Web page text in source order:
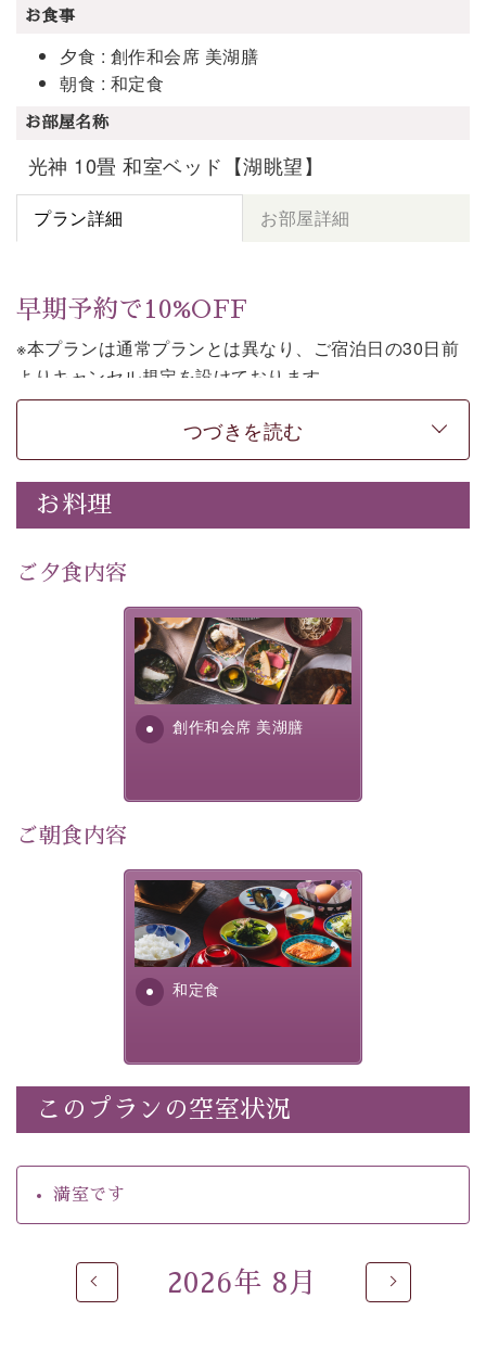
お食事
夕食 : 創作和会席 美湖膳
朝食 : 和定食
お部屋名称
光神 10畳 和室ベッド【湖眺望】
プラン詳細 お部屋詳細
早期予約で10%OFF
※本プランは通常プランとは異なり、ご宿泊日の30日前
よりキャンセル規定を設けております。
※本プランは２食付きの早割プランです。
上諏訪温泉しんゆでは、30日前までのご予約で、10%割
引でお泊まりいただける「早割プラン」をご用意してお
ります。
温かいおもてなし。
ご滞在を楽しみに待つ日々が旅をより特別なものにして
早めのご予約で、お得に癒しのひとときをお過ごしくだ
-----------【安心への取り組み】----------
徹底した衛生管理を行っております。
----------------------------------------------
・宿泊料金10%OFF
・朝夕個室料亭で個室食
・諏訪大社4社を巡る無料参拝バス（事前予約制）
・就寝用パジャマをご用意
・環境に配慮したアメニティをご用意
・館内フリーWi-Fi
・チェックイン15時、チェックアウト10時
【お食事】
・夕食は地産地消の創作和会席 美湖膳（二十四節気と
つづきを読む
お料理
ご夕食内容
創作和会席 美湖膳
美湖膳とは諏訪の地で特別を
提供する為に料理長・神原 裕
明が考え出した創作和会席で
す。美しい諏訪湖の幸...
ご朝食内容
和定食
さっぱりとした和食膳に使わ
れる食材は、諏訪の名産品を
ふんだんに取り入れ、安心・
安全を心掛けた長野県産...
このプランの空室状況
満室です
2026年 8月